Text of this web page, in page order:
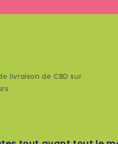
livraison de CBD sur